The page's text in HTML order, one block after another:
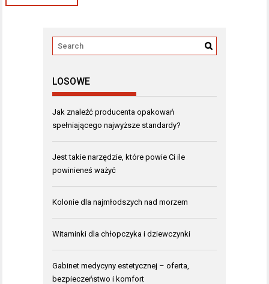
LOSOWE
Jak znaleźć producenta opakowań
spełniającego najwyższe standardy?
Jest takie narzędzie, które powie Ci ile
powinieneś ważyć
Kolonie dla najmłodszych nad morzem
Witaminki dla chłopczyka i dziewczynki
Gabinet medycyny estetycznej – oferta,
bezpieczeństwo i komfort